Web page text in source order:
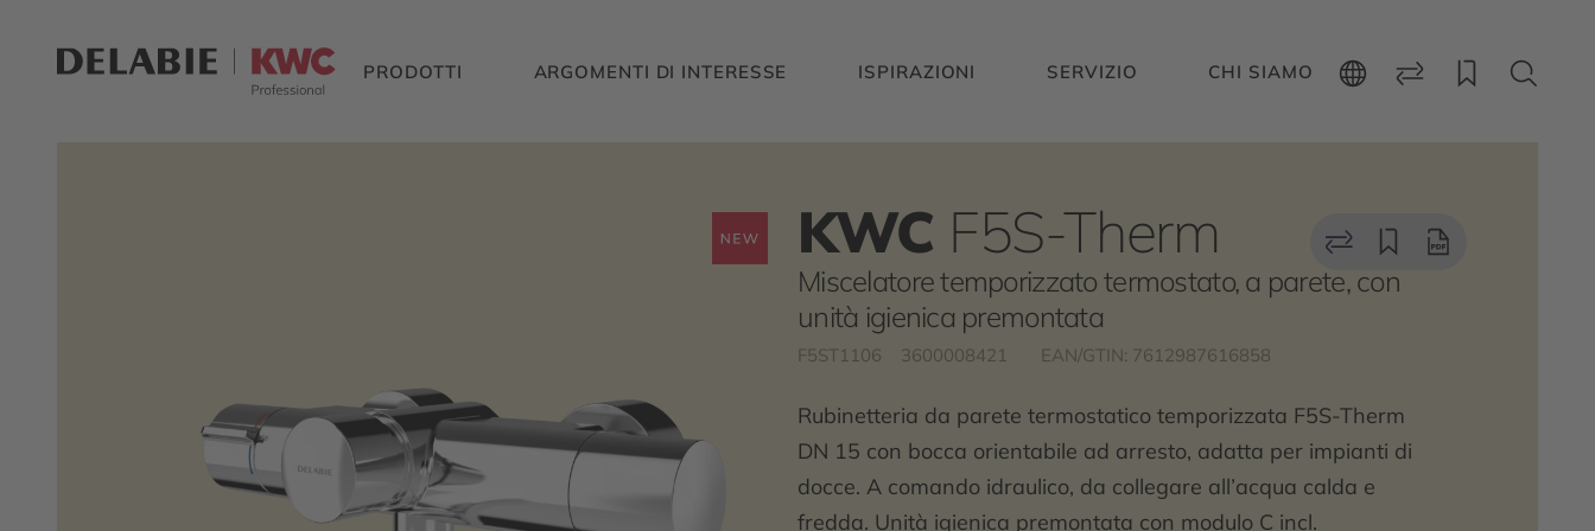
PRODOTTI ARGOMENTI DI INTERESSE ISPIRAZIONI SERVIZIO CHI SIAMO
KWC F5S-Therm
Miscelatore temporizzato termostato, a parete, con
unità igienica premontata
F5ST1106 3600008421 EAN/GTIN: 7612987616858
Rubinetteria da parete termostatico temporizzata F5S-Therm
DN 15 con bocca orientabile ad arresto, adatta per impianti di
docce. A comando idraulico, da collegare all’acqua calda e
fredda. Unità igienica premontata con modulo C incl.